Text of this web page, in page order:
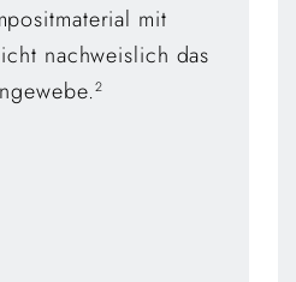
mit
nachweislich das
2